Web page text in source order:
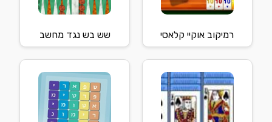
רמיקוב אוקיי קלאסי שש בש נגד מחשב